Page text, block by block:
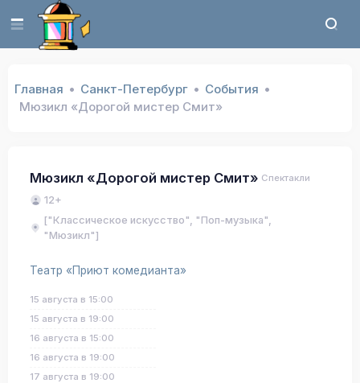
Главная Санкт-Петербург
События
Мюзикл «Дорогой мистер Смит»
Мюзикл «Дорогой мистер Смит» Спектакли
12+
["Классическое искусство", "Поп-музыка",
"Мюзикл"]
Театр «Приют комедианта»
15 августа в 15:00
15 августа в 19:00
16 августа в 15:00
16 августа в 19:00
17 августа в 19:00